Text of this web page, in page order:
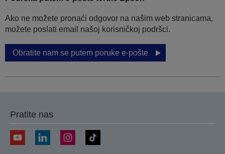
Ako ne možete pronaći odgovor na našim web stranicama,
možete poslati email našoj korisničkoj podršci.
Obratite nam se putem poruke e-pošte
Pratite nas